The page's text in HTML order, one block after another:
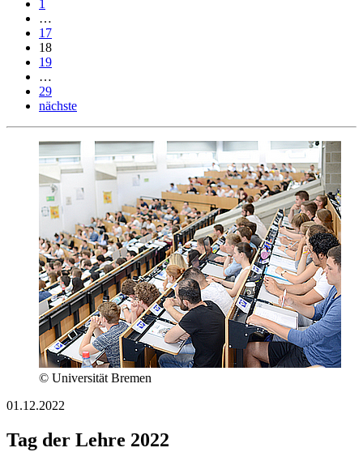
1
…
17
18
19
…
29
nächste
© Universität Bremen
01.12.2022
Tag der Lehre 2022